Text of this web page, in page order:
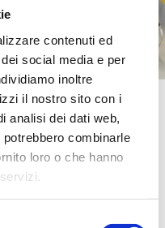
contenuti ed
social media e per
inoltre
il nostro sito con i
analisi dei dati web,
combinarle
loro o che hanno
cartoncino cercando di